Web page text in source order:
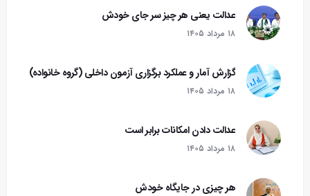
عدالت یعنی هر چیز سر جای خودش
۱۸ مرداد ۱۴۰۵
گزارش آمار و عملکرد برگزاری آزمون داخلی (گروه خانواده)
۱۸ مرداد ۱۴۰۵
عدالت دادن امکانات برابر است
۱۸ مرداد ۱۴۰۵
هر چیزی در جایگاه خودش